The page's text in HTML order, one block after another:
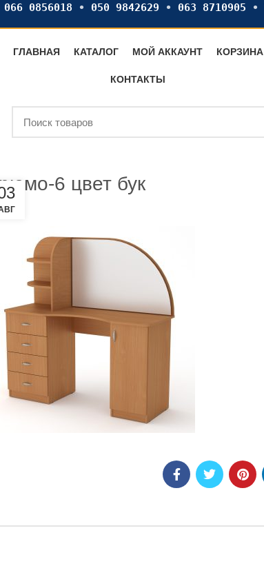
066 0856018 • 050 9842629 • 063 8710905 •
ГЛАВНАЯ КАТАЛОГ МОЙ АККАУНТ КОРЗИНА
КОНТАКТЫ
6 цвет бук